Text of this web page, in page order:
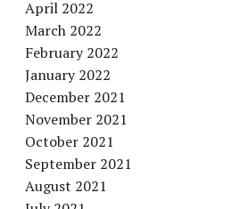
April 2022
March 2022
February 2022
January 2022
December 2021
November 2021
October 2021
September 2021
August 2021